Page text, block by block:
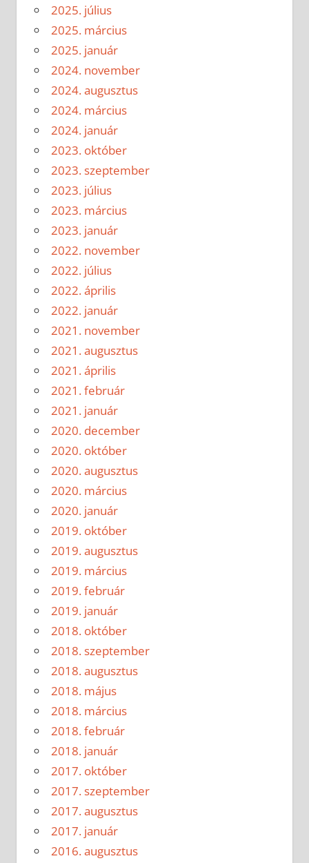
2025. július
2025. március
2025. január
2024. november
2024. augusztus
2024. március
2024. január
2023. október
2023. szeptember
2023. július
2023. március
2023. január
2022. november
2022. július
2022. április
2022. január
2021. november
2021. augusztus
2021. április
2021. február
2021. január
2020. december
2020. október
2020. augusztus
2020. március
2020. január
2019. október
2019. augusztus
2019. március
2019. február
2019. január
2018. október
2018. szeptember
2018. augusztus
2018. május
2018. március
2018. február
2018. január
2017. október
2017. szeptember
2017. augusztus
2017. január
2016. augusztus